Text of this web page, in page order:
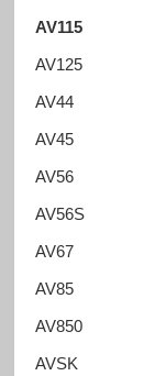
AV115
AV125
AV44
AV45
AV56
AV56S
AV67
AV85
AV850
AVSK